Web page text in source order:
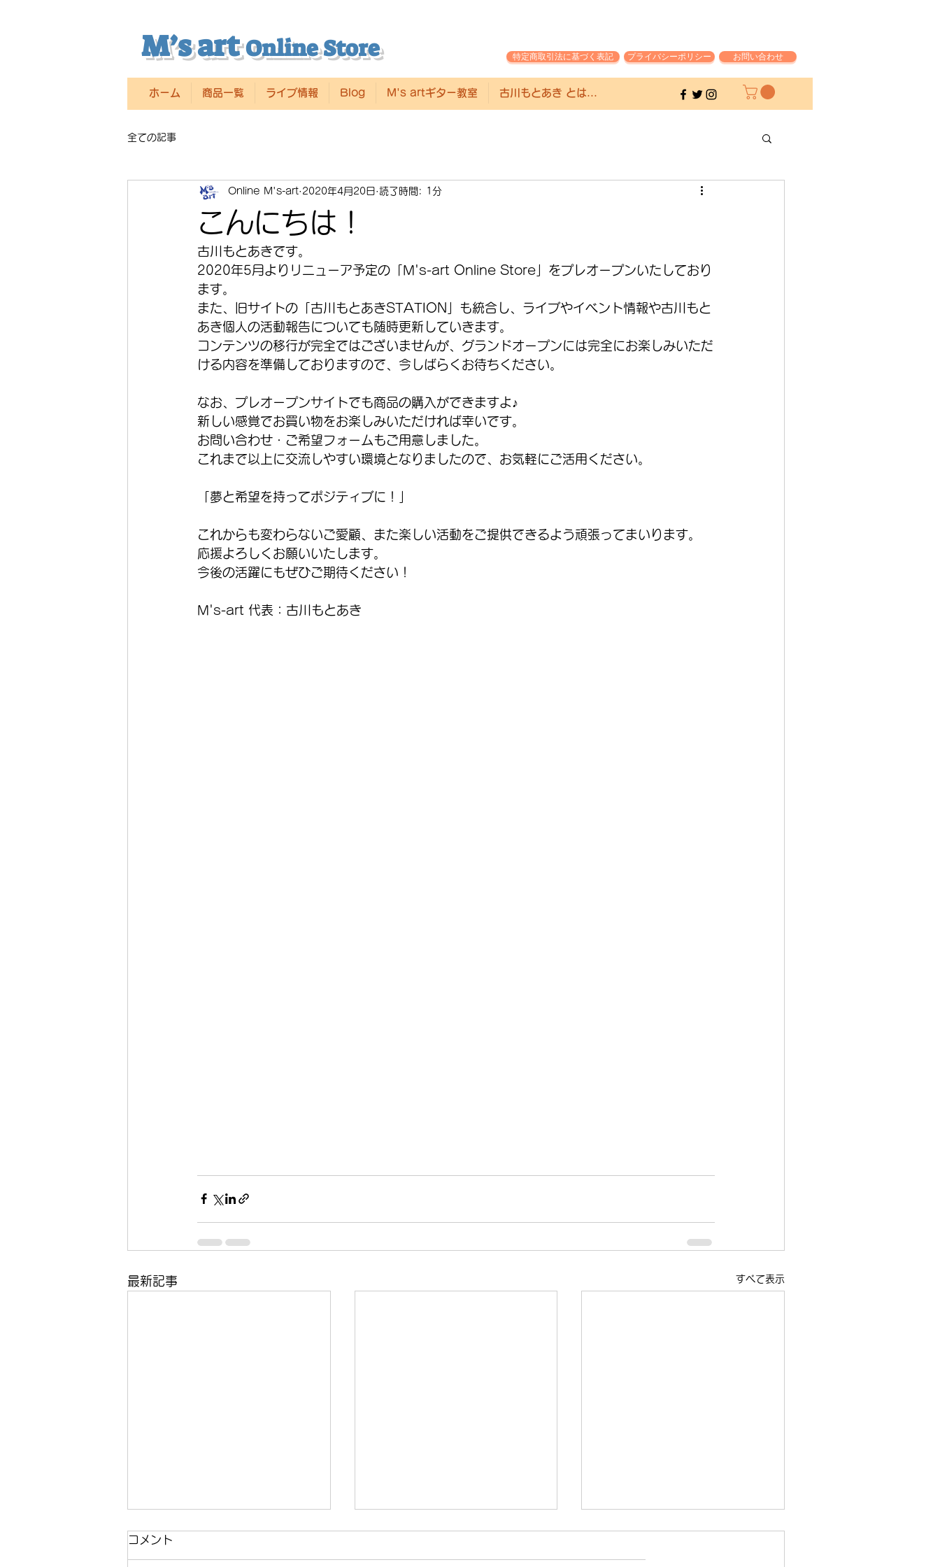
M’s artOnline Store 特定商取引法に基づく表記 プライバシーポリシー お問い合わせ
ホーム 商品一覧 ライブ情報 Blog M's artギター教室 古川もとあき とは...
全ての記事
こんにちは！
Online M's-art 2020年4月20日 読了時間: 1分
古川もとあきです。
2020年5月よりリニューア予定の「M's-art Online Store」をプレオープンいたしており
ます。
また、旧サイトの「古川もとあきSTATION」も統合し、ライブやイベント情報や古川もと
あき個人の活動報告についても随時更新していきます。
コンテンツの移行が完全ではございませんが、グランドオープンには完全にお楽しみいただ
ける内容を準備しておりますので、今しばらくお待ちください。
なお、プレオープンサイトでも商品の購入ができますよ♪
新しい感覚でお買い物をお楽しみいただければ幸いです。
お問い合わせ・ご希望フォームもご用意しました。
これまで以上に交流しやすい環境となりましたので、お気軽にご活用ください。
「夢と希望を持ってポジティブに！」
これからも変わらないご愛顧、また楽しい活動をご提供できるよう頑張ってまいります。
応援よろしくお願いいたします。
今後の活躍にもぜひご期待ください！
M's-art 代表：古川もとあき
最新記事 すべて表示
コメント